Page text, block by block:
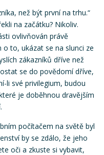
než být první na trhu.“
na začátku? Nikoliv.
ovlivňován právě
to, ukázat se na slunci ze
zákazníků dříve než
se do povědomí dříve,
li své privilegium, budou
je doběhnou dravějším
počítačem na světě byl
by se zdálo, že jeho
oči a zkuste si vybavit,